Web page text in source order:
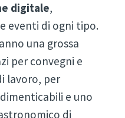
digitale,
eventi di ogni tipo.
una grossa
per convegni e
lavoro, per
e uno
di